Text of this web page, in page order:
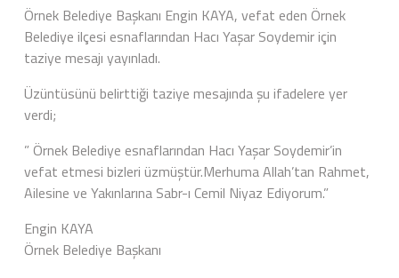
Örnek Belediye Başkanı Engin KAYA, vefat eden Örnek
Belediye ilçesi esnaflarından Hacı Yaşar Soydemir için
taziye mesajı yayınladı.
Üzüntüsünü belirttiği taziye mesajında şu ifadelere yer
verdi;
” Örnek Belediye esnaflarından Hacı Yaşar Soydemir’in
vefat etmesi bizleri üzmüştür.Merhuma Allah’tan Rahmet,
Ailesine ve Yakınlarına Sabr-ı Cemil Niyaz Ediyorum.”
Engin KAYA
Örnek Belediye Başkanı